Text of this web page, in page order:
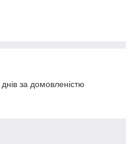
за домовленістю